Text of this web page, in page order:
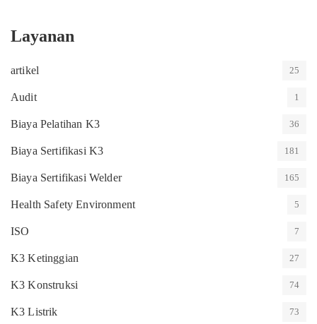
Layanan
artikel 25
Audit 1
Biaya Pelatihan K3 36
Biaya Sertifikasi K3 181
Biaya Sertifikasi Welder 165
Health Safety Environment 5
ISO 7
K3 Ketinggian 27
K3 Konstruksi 74
K3 Listrik 73